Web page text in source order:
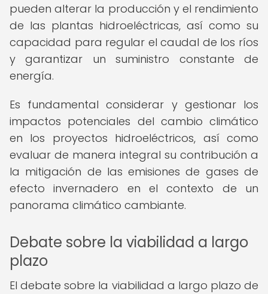
pueden alterar la producción y el rendimiento
de las plantas hidroeléctricas, así como su
capacidad para regular el caudal de los ríos
y garantizar un suministro constante de
energía.
Es fundamental considerar y gestionar los
impactos potenciales del cambio climático
en los proyectos hidroeléctricos, así como
evaluar de manera integral su contribución a
la mitigación de las emisiones de gases de
efecto invernadero en el contexto de un
panorama climático cambiante.
Debate sobre la viabilidad a largo
plazo
El debate sobre la viabilidad a largo plazo de